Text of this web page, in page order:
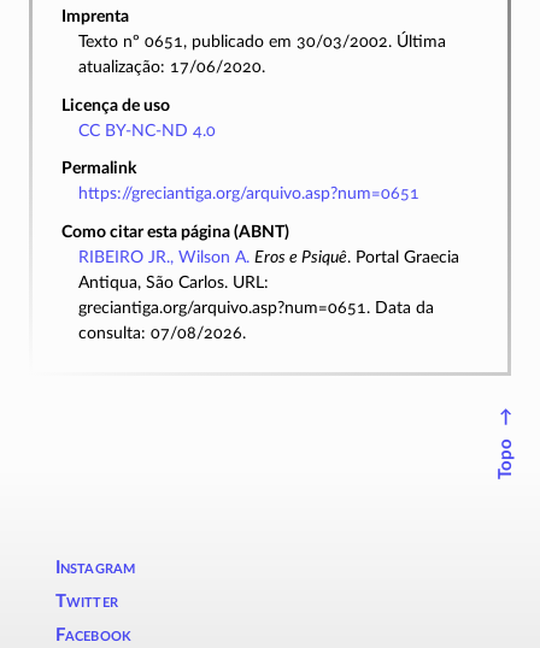
Imprenta
Texto nº 0651, publicado em 30/03/2002. Última
atualização: 17/06/2020.
Licença de uso
CC BY-NC-ND 4.0
Permalink
https://greciantiga.org/arquivo.asp?num=0651
Como citar esta página (ABNT)
RIBEIRO JR., Wilson A. Eros e Psiquê. Portal Graecia
Antiqua, São Carlos. URL:
greciantiga.org/arquivo.asp?num=0651. Data da
consulta: 07/08/2026.
↑
Topo
Instagram
Twitter
Facebook